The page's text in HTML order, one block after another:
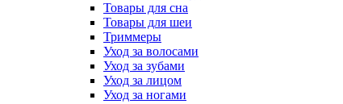
Товары для сна
Товары для шеи
Триммеры
Уход за волосами
Уход за зубами
Уход за лицом
Уход за ногами